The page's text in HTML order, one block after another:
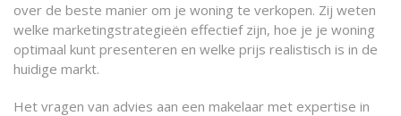
over de beste manier om je woning te verkopen. Zij weten
welke marketingstrategieën effectief zijn, hoe je je woning
optimaal kunt presenteren en welke prijs realistisch is in de
huidige markt.
Het vragen van advies aan een makelaar met expertise in